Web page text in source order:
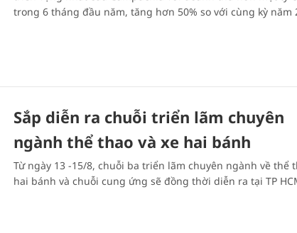
trong 6 tháng đầu năm, tăng hơn 50% so với cùng kỳ năm
Sắp diễn ra chuỗi triển lãm chuyên
ngành thể thao và xe hai bánh
Từ ngày 13 -15/8, chuỗi ba triển lãm chuyên ngành về thể
hai bánh và chuỗi cung ứng sẽ đồng thời diễn ra tại TP